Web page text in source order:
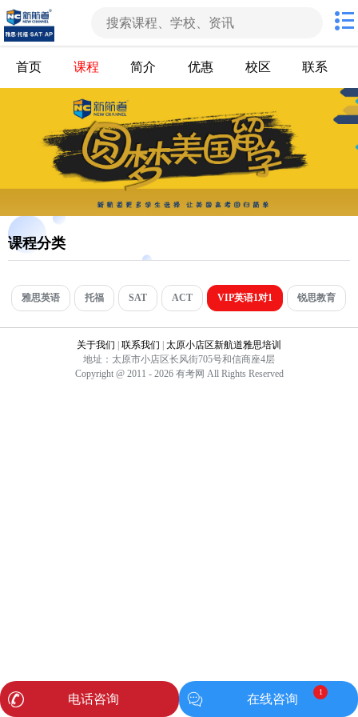
首页 课程 简介 优惠 校区 联系
课程分类
雅思英语 托福 SAT ACT VIP英语1对1 锐思教育
关于我们 联系我们
太原小店区新航道雅思培训
地址：太原市小店区长风街705号和信商座4层
Copyright @ 2011 - 2026 有考网 All Rights Reserved
电话咨询 在线咨询
1